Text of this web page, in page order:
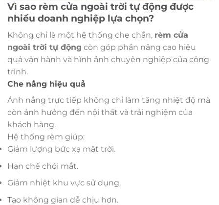
Vì sao rèm cửa ngoài trời tự động được
nhiều doanh nghiệp lựa chọn?
Không chỉ là một hệ thống che chắn, rèm cửa
ngoài trời tự động còn góp phần nâng cao hiệu
quả vận hành và hình ảnh chuyên nghiệp của công
trình.
Che nắng hiệu quả
Ánh nắng trực tiếp không chỉ làm tăng nhiệt độ mà
còn ảnh hưởng đến nội thất và trải nghiệm của
khách hàng.
Hệ thống rèm giúp:
Giảm lượng bức xạ mặt trời.
Hạn chế chói mắt.
Giảm nhiệt khu vực sử dụng.
Tạo không gian dễ chịu hơn.